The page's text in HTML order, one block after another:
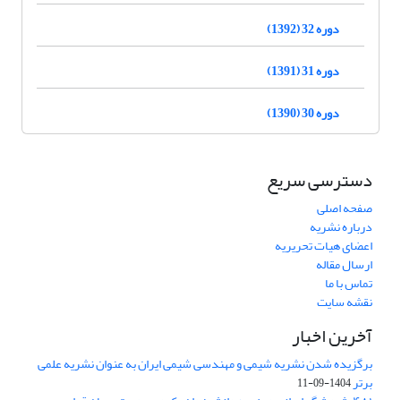
دوره 32 (1392)
دوره 31 (1391)
دوره 30 (1390)
دسترسی سریع
صفحه اصلی
درباره نشریه
اعضای هیات تحریریه
ارسال مقاله
تماس با ما
نقشه سایت
آخرین اخبار
برگزیده شدن نشریه شیمی و مهندسی شیمی ایران به عنوان نشریه علمی
برتر1404-09-11